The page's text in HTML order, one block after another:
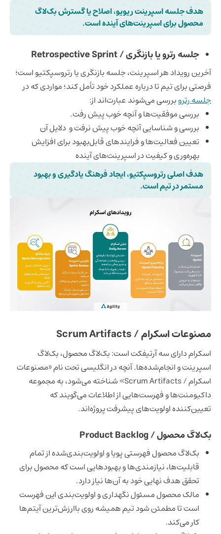
هدف جلسه اسپرینت ریویو، اصلاح یا گسترش بک‌لاگ
محصول برای اسپرینت‌های آینده است.
جلسه رترو یا بازنگری / Retrospective Sprint
آخرین رویداد هر اسپرینت، جلسه بازنگری یا رتروسپکتیو است؛
فرصتی برای تیم تا درباره عملکرد خود تأمل کند؛ مواردی که در
جلسه رتروبررسی می‌شوند عبارت‌اند از:
بررسی موفقیت‌ها و آنچه خوب پیش رفت.
بررسی و شناسایی آنچه خوب پیش نرفت و دلایل آن
تعیین فعالیت‌ها و فرایندهای قابل‌بهبود برای افزایش
بهره‌وری و کیفیت در اسپرینت‌های آینده
هدف اصلی رتروسپکتیو، ایجاد فرهنگ یادگیری و بهبود
مستمر در تیم است.
مصنوعات اسکرام / Scrum Artifacts
اسکرام دارای سه آرتیفکت است: بک‌لاگ محصول، بک‌لاگ
اسپرینت و انجام‌شده‌ها. آنچه در انگلیسی تحت نام «مصنوعات
اسکرام / Scrum Artifacts» شناخته می‌شود، به مجموعه‌
داکیومنت‌ها و فهرست‌هایی از اطلاعات می‌گویند که
تعیین‌کننده اولویت‌های پیشرفت پروژه‌اند.
بک‌لاگ محصول / Product Backlog
بک‌لاگ محصول فهرستی پویا و اولویت‌بندی‌شده از تمام
قابلیت‌ها، نیازمندی‌ها و بهبودهایی است که محصول برای
تحقق هدف نهایی خود به آن‌ها نیاز دارد.
مالک محصول مسئول نگهداری و اولویت‌بندی این فهرست
است تا مطمئن شود تیم همیشه روی باارزش‌ترین آیتم‌ها
کار می‌کند.